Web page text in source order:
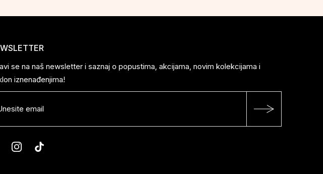
se na naš newsletter i saznaj o popustima, akcijama, novim kolekcijama i
iznenađenjima!